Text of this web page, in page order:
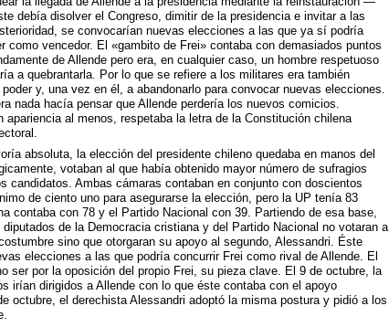
debía disolver el Congreso, dimitir de la presidencia e invitar a las
se convocarían nuevas elecciones a las que ya sí podría
como vencedor. El «gambito de Frei» contaba con demasiados puntos
de Allende pero era, en cualquier caso, un hombre respetuoso
a quebrantarla. Por lo que se refiere a los militares era también
y, una vez en él, a abandonarlo para convocar nuevas elecciones.
nada hacía pensar que Allende perdería los nuevos comicios.
apariencia al menos, respetaba la letra de la Constitución chilena
absoluta, la elección del presidente chileno quedaba en manos del
votaban al que había obtenido mayor número de sufragios
candidatos. Ambas cámaras contaban en conjunto con doscientos
de ciento uno para asegurarse la elección, pero la UP tenía 83
contaba con 78 y el Partido Nacional con 39. Partiendo de esa base,
de la Democracia cristiana y del Partido Nacional no votaran a
sino que otorgaran su apoyo al segundo, Alessandri. Éste
elecciones a las que podría concurrir Frei como rival de Allende. El
ser por la oposición del propio Frei, su pieza clave. El 9 de octubre, la
irían dirigidos a Allende con lo que éste contaba con el apoyo
octubre, el derechista Alessandri adoptó la misma postura y pidió a los